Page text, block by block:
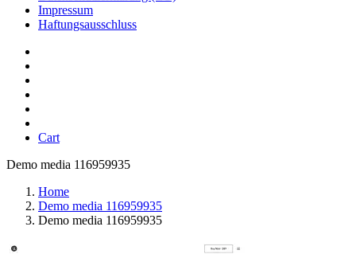
Impressum
Haftungsausschluss
Cart
Demo media 116959935
Home
Demo media 116959935
Demo media 116959935